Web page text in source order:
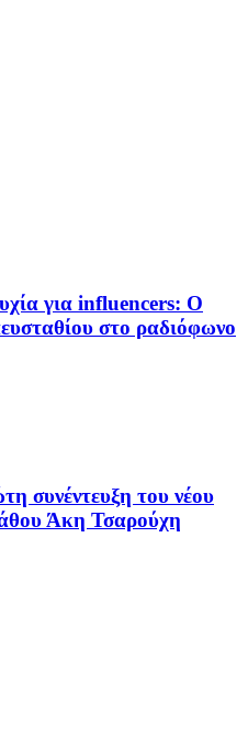
για influencers: Ο
στο ραδιόφωνο
του νέου
Άκη Τσαρούχη